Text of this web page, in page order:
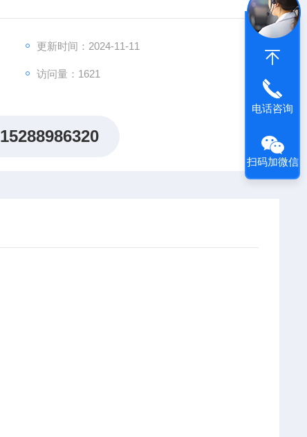
更新时间：2024-11-11
访问量：1621
15288986320
电话咨询
扫码加微信